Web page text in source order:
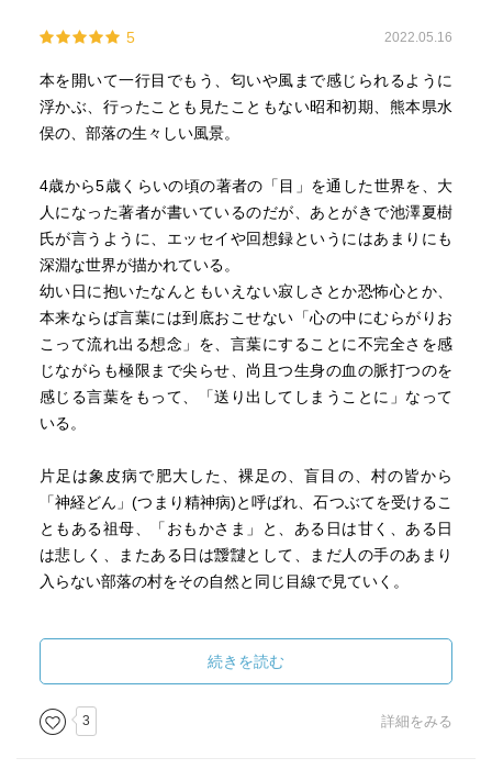
5 2022.05.16
本を開いて一行目でもう、匂いや風まで感じられるように
浮かぶ、行ったことも見たこともない昭和初期、熊本県水
俣の、部落の生々しい風景。
4歳から5歳くらいの頃の著者の「目」を通した世界を、大
人になった著者が書いているのだが、あとがきで池澤夏樹
氏が言うように、エッセイや回想録というにはあまりにも
深淵な世界が描かれている。
幼い日に抱いたなんともいえない寂しさとか恐怖心とか、
本来ならば言葉には到底おこせない「心の中にむらがりお
こって流れ出る想念」を、言葉にすることに不完全さを感
じながらも極限まで尖らせ、尚且つ生身の血の脈打つのを
感じる言葉をもって、「送り出してしまうことに」なって
いる。
片足は象皮病で肥大した、裸足の、盲目の、村の皆から
「神経どん」(つまり精神病)と呼ばれ、石つぶてを受けるこ
ともある祖母、「おもかさま」と、ある日は甘く、ある日
は悲しく、またある日は靉靆として、まだ人の手のあまり
入らない部落の村をその自然と同じ目線で見ていく。
うものになっていく過程で、根源の深い世界から離れ落ち
ていく、みずから手離していく感覚を追体験しているよ
う。
続きを読む
3 詳細をみる